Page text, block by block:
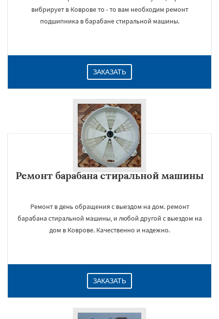
вибрирует в Коврове то - то вам необходим ремонт
подшипника в барабане стиральной машины.
ЗАКАЗАТЬ
Ремонт барабана стиральной машины
Ремонт в день обращения с выездом на дом. ремонт
барабана стиральной машины, и любой другой с выездом на
дом в Коврове. Качественно и надежно.
ЗАКАЗАТЬ